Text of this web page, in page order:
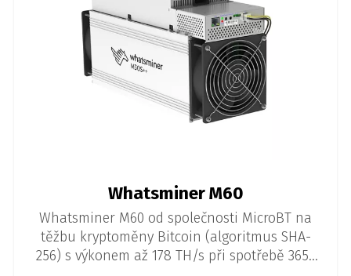
Whatsminer M60
Whatsminer M60 od společnosti MicroBT na
těžbu kryptoměny Bitcoin (algoritmus SHA-
256) s výkonem až 178 TH/s při spotřebě 3650